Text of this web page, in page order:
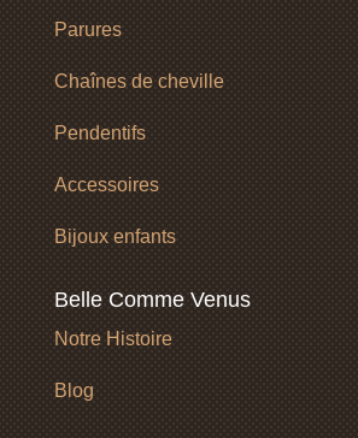
Parures
Chaînes de cheville
Pendentifs
Accessoires
Bijoux enfants
Belle Comme Venus
Notre Histoire
Blog